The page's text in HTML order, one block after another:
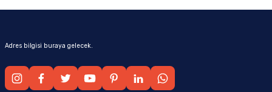
Adres bilgisi buraya gelecek.